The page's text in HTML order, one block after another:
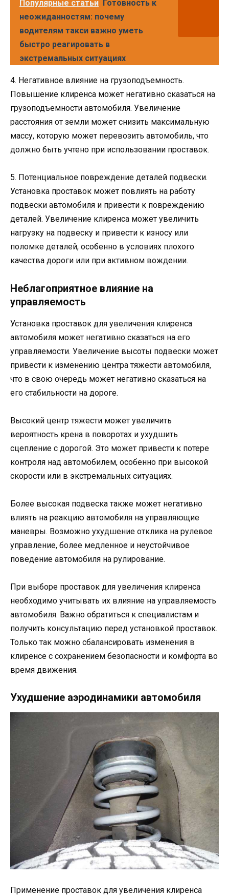
Популярные статьи Готовность к
неожиданностям: почему
водителям такси важно уметь
быстро реагировать в
экстремальных ситуациях
4. Негативное влияние на грузоподъемность.
Повышение клиренса может негативно сказаться на
грузоподъемности автомобиля. Увеличение
расстояния от земли может снизить максимальную
массу, которую может перевозить автомобиль, что
должно быть учтено при использовании проставок.
5. Потенциальное повреждение деталей подвески.
Установка проставок может повлиять на работу
подвески автомобиля и привести к повреждению
деталей. Увеличение клиренса может увеличить
нагрузку на подвеску и привести к износу или
поломке деталей, особенно в условиях плохого
качества дороги или при активном вождении.
Неблагоприятное влияние на
управляемость
Установка проставок для увеличения клиренса
автомобиля может негативно сказаться на его
управляемости. Увеличение высоты подвески может
привести к изменению центра тяжести автомобиля,
что в свою очередь может негативно сказаться на
его стабильности на дороге.
Высокий центр тяжести может увеличить
вероятность крена в поворотах и ухудшить
сцепление с дорогой. Это может привести к потере
контроля над автомобилем, особенно при высокой
скорости или в экстремальных ситуациях.
Более высокая подвеска также может негативно
влиять на реакцию автомобиля на управляющие
маневры. Возможно ухудшение отклика на рулевое
управление, более медленное и неустойчивое
поведение автомобиля на рулирование.
При выборе проставок для увеличения клиренса
необходимо учитывать их влияние на управляемость
автомобиля. Важно обратиться к специалистам и
получить консультацию перед установкой проставок.
Только так можно сбалансировать изменения в
клиренсе с сохранением безопасности и комфорта во
время движения.
Ухудшение аэродинамики автомобиля
Применение проставок для увеличения клиренса